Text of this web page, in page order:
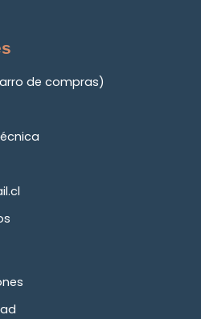
de compras)